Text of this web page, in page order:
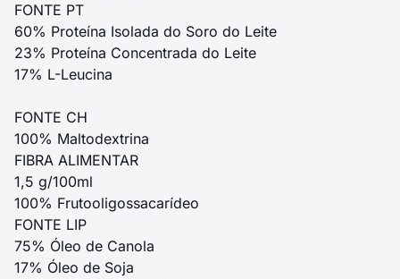
FONTE PT
60% Proteína Isolada do Soro do Leite
23% Proteína Concentrada do Leite
17% L-Leucina
FONTE CH
100% Maltodextrina
FIBRA ALIMENTAR
1,5 g/100ml
100% Frutooligossacarídeo
FONTE LIP
75% Óleo de Canola
17% Óleo de Soja